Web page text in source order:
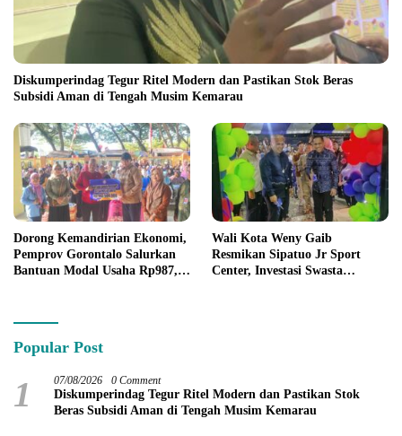
Diskumperindag Tegur Ritel Modern dan Pastikan Stok Beras
Subsidi Aman di Tengah Musim Kemarau
Dorong Kemandirian Ekonomi,
Pemprov Gorontalo Salurkan
Bantuan Modal Usaha Rp987,5
Wali Kota Weny Gaib
Resmikan Sipatuo Jr Sport
Center, Investasi Swasta
Popular Post
1 07/08/2026 0 Comment
Diskumperindag Tegur Ritel Modern dan Pastikan Stok
Beras Subsidi Aman di Tengah Musim Kemarau